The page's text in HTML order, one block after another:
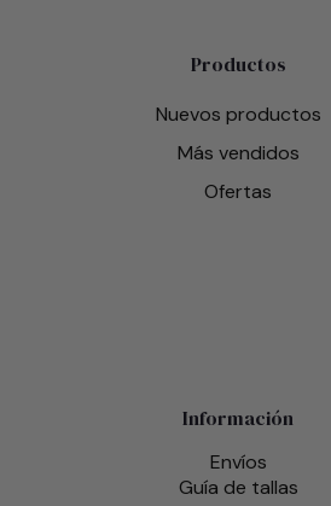
Productos
Nuevos productos
Más vendidos
Ofertas
Información
Envíos
Guía de tallas